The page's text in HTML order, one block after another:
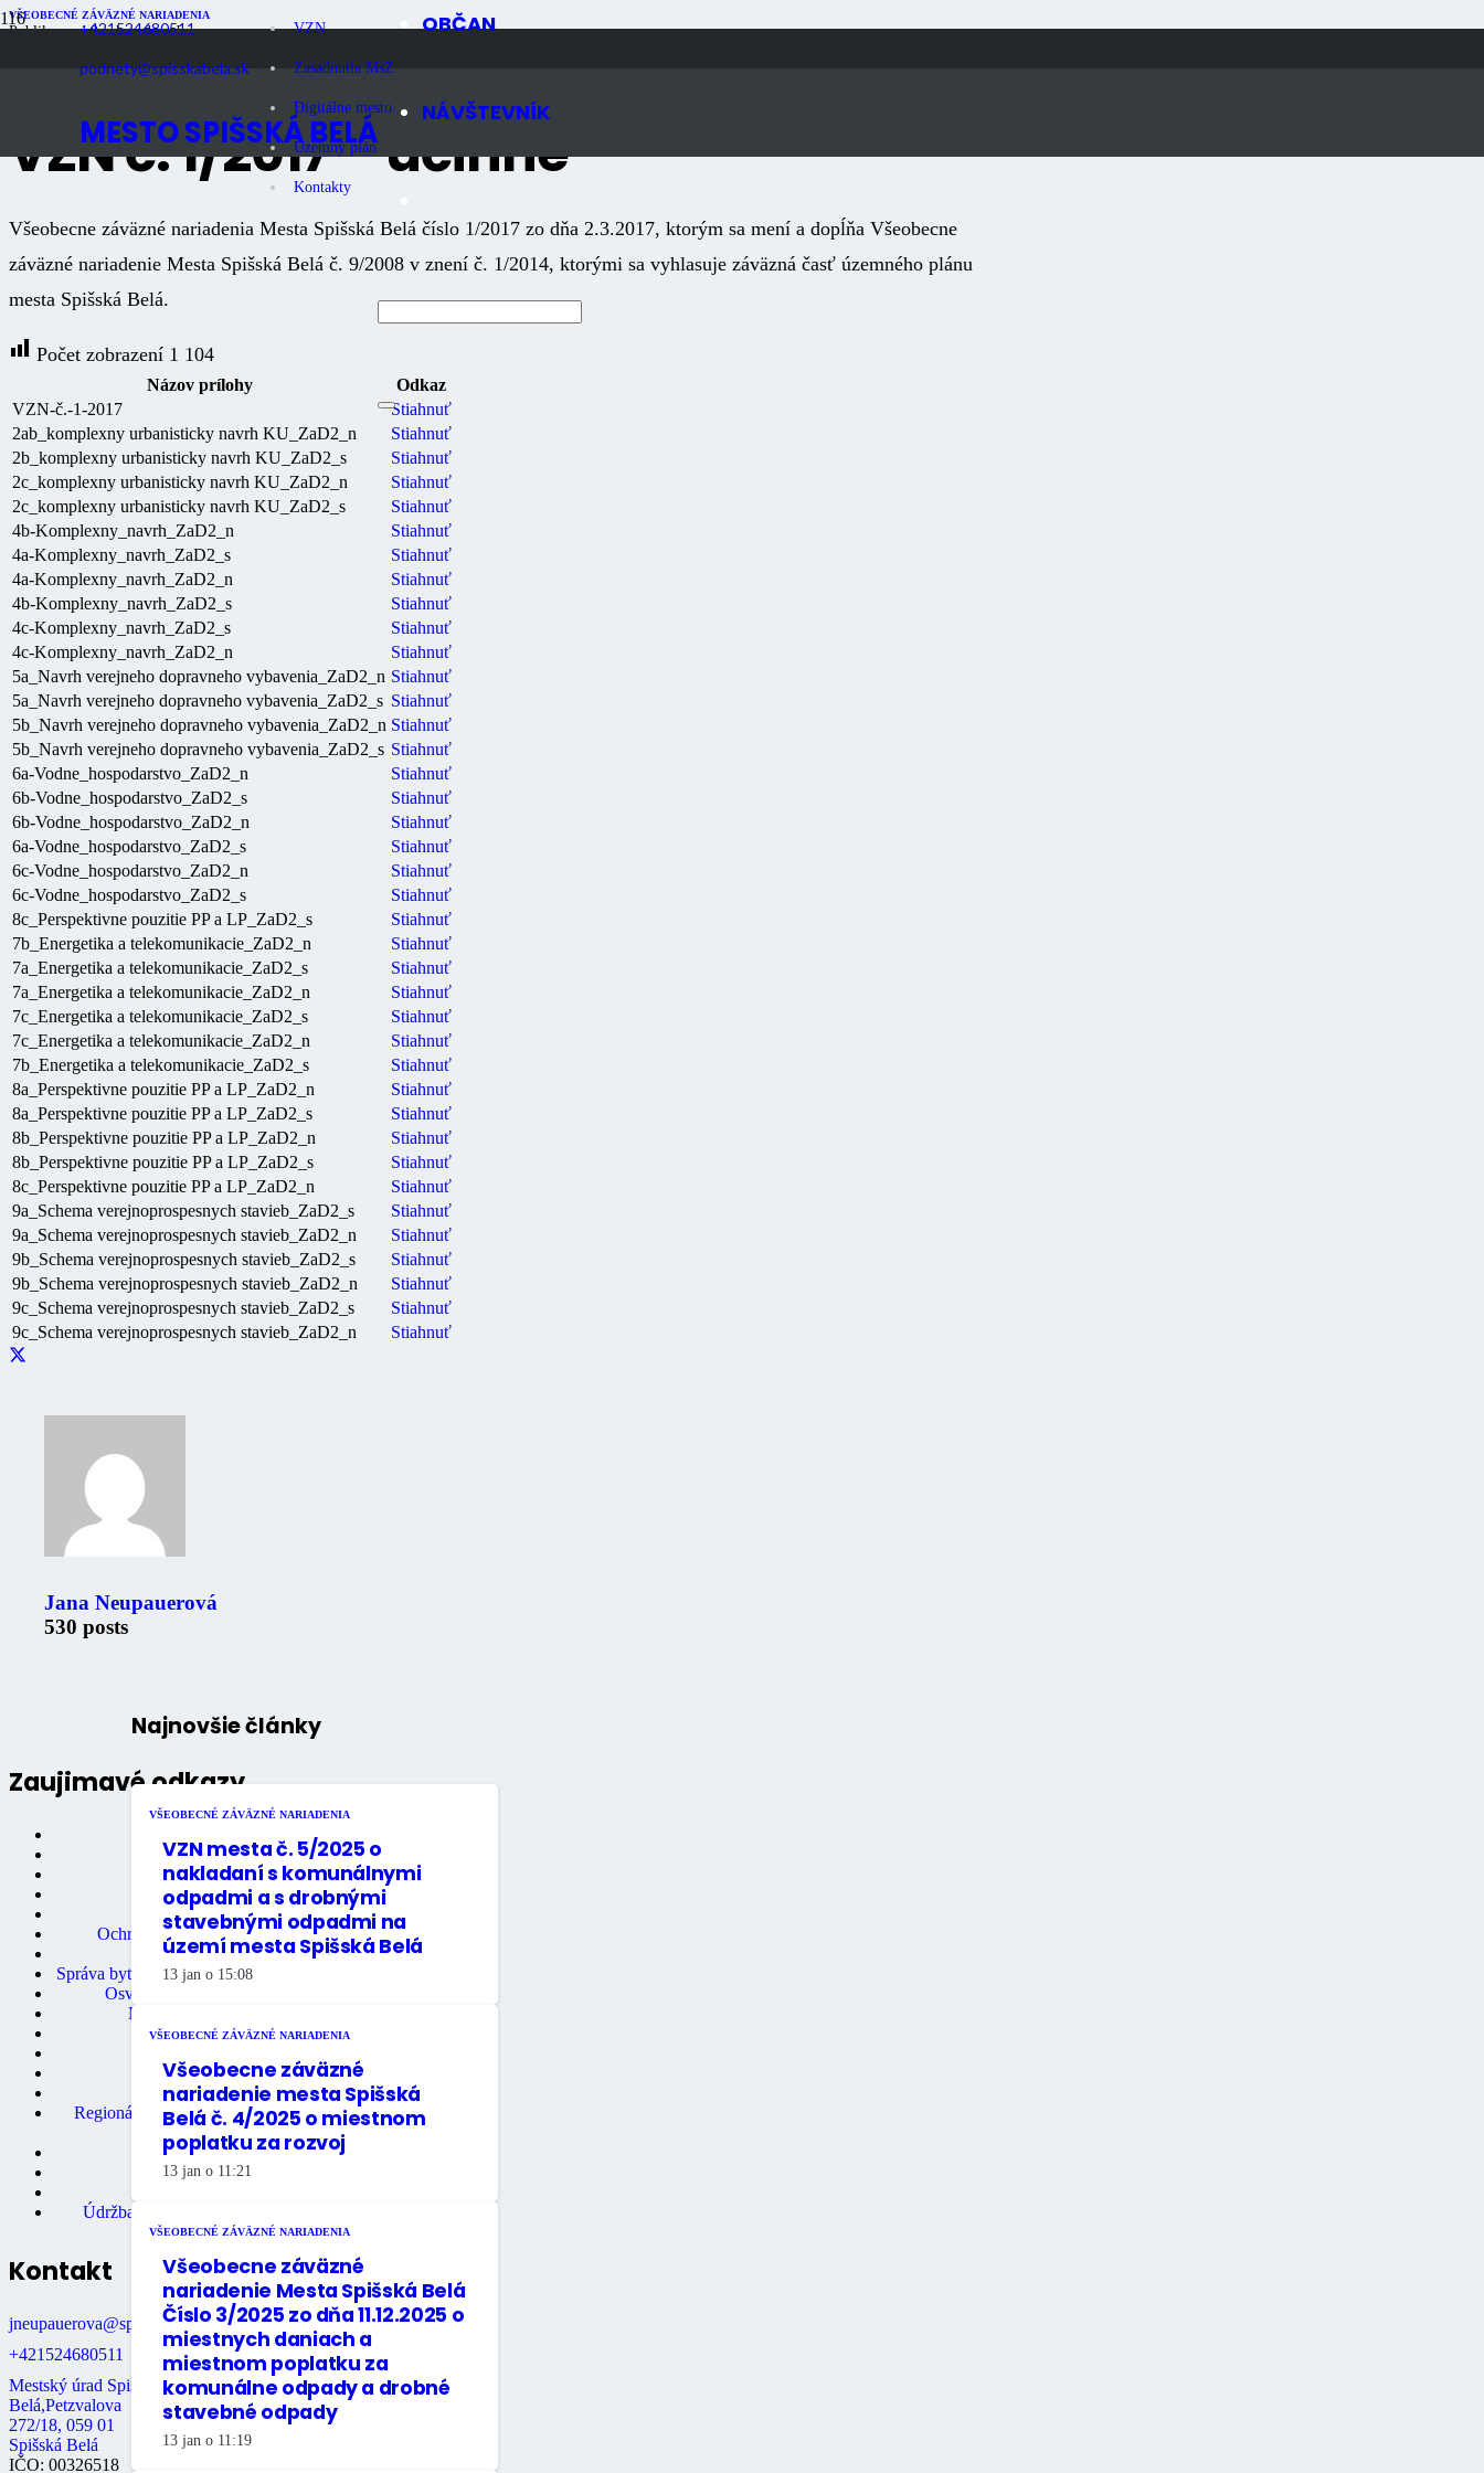
+421524680511
podnety@spisskabela.sk
VZN
Zasadnutia MsZ
Digitálne mesto
Územný plán
Kontakty
MESTO SPIŠSKÁ BELÁ
OBČAN
NÁVŠTEVNÍK
VŠEOBECNÉ ZÁVÄZNÉ NARIADENIA
Publikované9 rokov dozadu
VZN č. 1/2017 – účinné
Všeobecne záväzné nariadenia Mesta Spišská Belá číslo 1/2017 zo dňa 2.3.2017, ktorým sa mení a dopĺňa Všeobecne
záväzné nariadenie Mesta Spišská Belá č. 9/2008 v znení č. 1/2014, ktorými sa vyhlasuje záväzná časť územného plánu
mesta Spišská Belá.
Počet zobrazení 1 104
Názov prílohy
Odkaz
VZN-č.-1-2017
Stiahnuť
2ab_komplexny urbanisticky navrh KU_ZaD2_n
Stiahnuť
2b_komplexny urbanisticky navrh KU_ZaD2_s
Stiahnuť
2c_komplexny urbanisticky navrh KU_ZaD2_n
Stiahnuť
2c_komplexny urbanisticky navrh KU_ZaD2_s
Stiahnuť
4b-Komplexny_navrh_ZaD2_n
Stiahnuť
4a-Komplexny_navrh_ZaD2_s
Stiahnuť
4a-Komplexny_navrh_ZaD2_n
Stiahnuť
4b-Komplexny_navrh_ZaD2_s
Stiahnuť
4c-Komplexny_navrh_ZaD2_s
Stiahnuť
4c-Komplexny_navrh_ZaD2_n
Stiahnuť
5a_Navrh verejneho dopravneho vybavenia_ZaD2_n Stiahnuť
5a_Navrh verejneho dopravneho vybavenia_ZaD2_s Stiahnuť
5b_Navrh verejneho dopravneho vybavenia_ZaD2_n Stiahnuť
5b_Navrh verejneho dopravneho vybavenia_ZaD2_s Stiahnuť
6a-Vodne_hospodarstvo_ZaD2_n
Stiahnuť
6b-Vodne_hospodarstvo_ZaD2_s
Stiahnuť
6b-Vodne_hospodarstvo_ZaD2_n
Stiahnuť
6a-Vodne_hospodarstvo_ZaD2_s
Stiahnuť
6c-Vodne_hospodarstvo_ZaD2_n
Stiahnuť
6c-Vodne_hospodarstvo_ZaD2_s
Stiahnuť
8c_Perspektivne pouzitie PP a LP_ZaD2_s
Stiahnuť
7b_Energetika a telekomunikacie_ZaD2_n
Stiahnuť
7a_Energetika a telekomunikacie_ZaD2_s
Stiahnuť
7a_Energetika a telekomunikacie_ZaD2_n
Stiahnuť
7c_Energetika a telekomunikacie_ZaD2_s
Stiahnuť
7c_Energetika a telekomunikacie_ZaD2_n
Stiahnuť
7b_Energetika a telekomunikacie_ZaD2_s
Stiahnuť
8a_Perspektivne pouzitie PP a LP_ZaD2_n
Stiahnuť
8a_Perspektivne pouzitie PP a LP_ZaD2_s
Stiahnuť
8b_Perspektivne pouzitie PP a LP_ZaD2_n
Stiahnuť
8b_Perspektivne pouzitie PP a LP_ZaD2_s
Stiahnuť
8c_Perspektivne pouzitie PP a LP_ZaD2_n
Stiahnuť
9a_Schema verejnoprospesnych stavieb_ZaD2_s
Stiahnuť
9a_Schema verejnoprospesnych stavieb_ZaD2_n
Stiahnuť
9b_Schema verejnoprospesnych stavieb_ZaD2_s
Stiahnuť
9b_Schema verejnoprospesnych stavieb_ZaD2_n
Stiahnuť
9c_Schema verejnoprospesnych stavieb_ZaD2_s
Stiahnuť
9c_Schema verejnoprospesnych stavieb_ZaD2_n
Stiahnuť
Jana Neupauerová
530 posts
Najnovšie články
VŠEOBECNÉ ZÁVÄZNÉ NARIADENIA
VZN mesta č. 5/2025 o
nakladaní s komunálnymi
odpadmi a s drobnými
stavebnými odpadmi na
území mesta Spišská Belá
13 jan o 15:08
VŠEOBECNÉ ZÁVÄZNÉ NARIADENIA
Všeobecne záväzné
nariadenie mesta Spišská
Belá č. 4/2025 o miestnom
poplatku za rozvoj
13 jan o 11:21
VŠEOBECNÉ ZÁVÄZNÉ NARIADENIA
Všeobecne záväzné
nariadenie Mesta Spišská Belá
Číslo 3/2025 zo dňa 11.12.2025 o
miestnych daniach a
miestnom poplatku za
komunálne odpady a drobné
stavebné odpady
13 jan o 11:19
Zaujimavé odkazy
Úradná tabuľa
Fotogaléria
Mestské noviny
Mestský úrad
Ochrana osobných údajov
Stavebný úrad
Správa bytov a nebytových priestorov
Osvedčovanie podpisov
Mestská knižnica
Matričný úrad
Miestne dane
Primátor mesta
Regionálne turistické informačné
centrum
Rozpočet mesta
Školstvo
Údržba nebytových priestorov
Kontakt
jneupauerova@spisskabela.sk
+421524680511
Mestský úrad Spišská
Belá,Petzvalova
272/18, 059 01
Spišská Belá
IČO: 00326518